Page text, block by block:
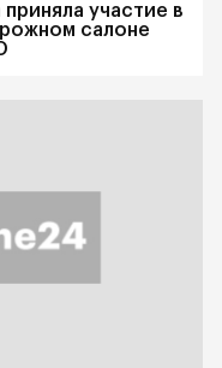
участие в
салоне